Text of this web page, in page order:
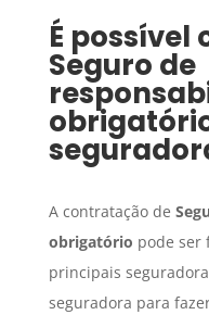
É
Seguro de
A contratação de
obrigatório pode ser
principais
seguradora para